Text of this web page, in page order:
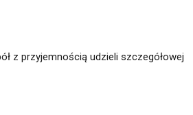
z przyjemnością udzieli szczegółowej